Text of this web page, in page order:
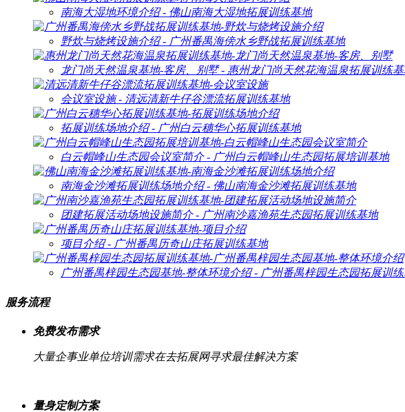
南海大湿地环境介绍 - 佛山南海大湿地拓展训练基地
野炊与烧烤设施介绍 - 广州番禺海傍水乡野战拓展训练基地
龙门尚天然温泉基地-客房、别墅 - 惠州龙门尚天然花海温泉拓展训练
会议室设施 - 清远清新牛仔谷漂流拓展训练基地
拓展训练场地介绍 - 广州白云穗华心拓展训练基地
白云帽峰山生态园会议室简介 - 广州白云帽峰山生态园拓展培训基地
南海金沙滩拓展训练场地介绍 - 佛山南海金沙滩拓展训练基地
团建拓展活动场地设施简介 - 广州南沙嘉渔苑生态园拓展训练基地
项目介绍 - 广州番禺历奇山庄拓展训练基地
广州番禺梓园生态园基地-整体环境介绍 - 广州番禺梓园生态园拓展训
服务流程
免费发布需求
大量企事业单位培训需求在去拓展网寻求最佳解决方案
量身定制方案